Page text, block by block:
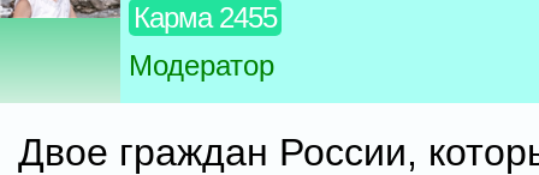
Карма 2455
Модератор
Двое граждан России,